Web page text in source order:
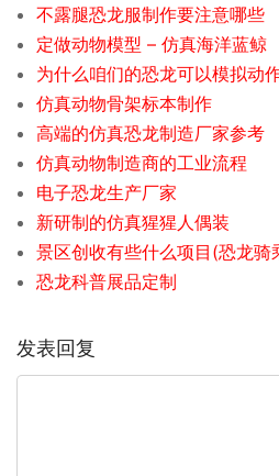
不露腿恐龙服制作要注意哪些
定做动物模型 – 仿真海洋蓝鲸
为什么咱们的恐龙可以模拟动
仿真动物骨架标本制作
高端的仿真恐龙制造厂家参考
仿真动物制造商的工业流程
电子恐龙生产厂家
新研制的仿真猩猩人偶装
景区创收有些什么项目(恐龙骑
恐龙科普展品定制
发表回复